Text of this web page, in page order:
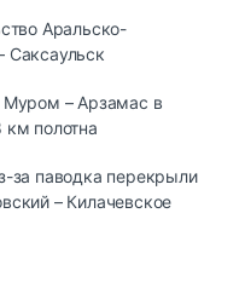
Аральско-
Саксаульск
Муром – Арзамас в
км полотна
за паводка перекрыли
– Килачевское